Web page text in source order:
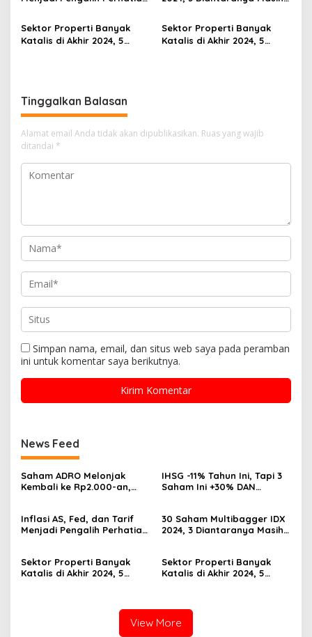
Keuangan
Sektor Properti Banyak
Katalis di Akhir 2024, 5
Sektor Properti Banyak
Katalis di Akhir 2024, 5
Tinggalkan Balasan
Alamat email Anda tidak akan dipublikasikan. Ruas yang wajib
ditandai *
Simpan nama, email, dan situs web saya pada peramban
ini untuk komentar saya berikutnya.
News Feed
Saham ADRO Melonjak
Kembali ke Rp2.000-an,
IHSG -11% Tahun Ini, Tapi 3
Saham Ini +30% DAN
Inflasi AS, Fed, dan Tarif
Menjadi Pengalih Perhatian
30 Saham Multibagger IDX
2024, 3 Diantaranya Masih
Sektor Properti Banyak
Katalis di Akhir 2024, 5
Sektor Properti Banyak
Katalis di Akhir 2024, 5
View More